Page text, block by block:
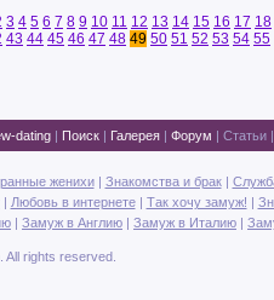
3 4 5 6 7 8 9 10 11 12 13 14 15 16 17 18
43 44 45 46 47 48 49 50 51 52 53 54 55
dating | Поиск | Галерея | Форум | Статьи
женихи| Знакомства и брак|
| Любовь в интернете| Так хочу замуж! |
| Замуж в Англию | Замуж в Италию |
rights reserved.